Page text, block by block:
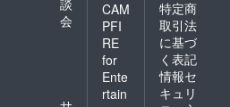
会
CAM
PFI
RE
for
Ente
rtain
特定商
取引法
に基づ
く表記
情報セ
キュリ